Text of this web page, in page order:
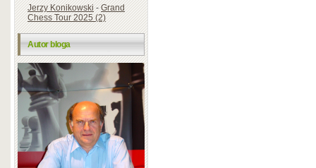
Jerzy Konikowski-Grand
Chess Tour 2025 (2)
Autor bloga